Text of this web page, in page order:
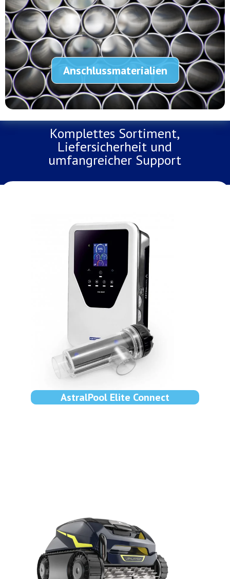
Anschlussmaterialien
Komplettes Sortiment,
Liefersicherheit und
umfangreicher Support
AstralPool Elite Connect